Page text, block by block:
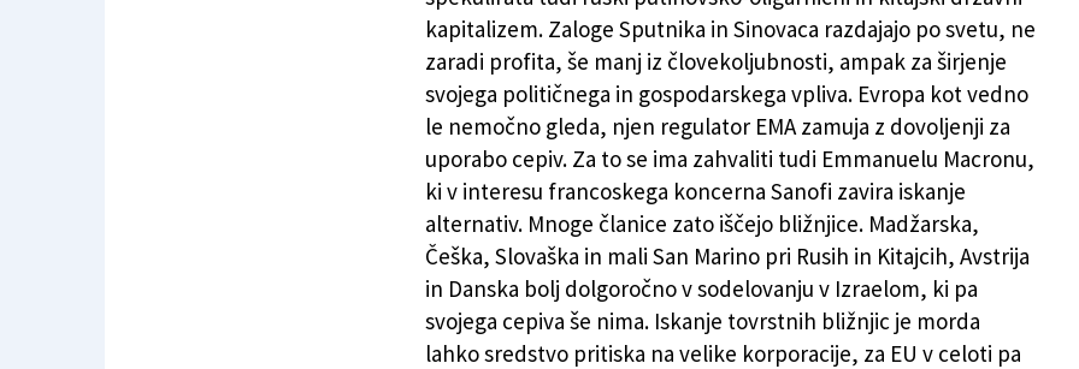
kapitalizem. Zaloge Sputnika in Sinovaca razdajajo po svetu, ne
zaradi profita, še manj iz človekoljubnosti, ampak za širjenje
svojega političnega in gospodarskega vpliva. Evropa kot vedno
le nemočno gleda, njen regulator EMA zamuja z dovoljenji za
uporabo cepiv. Za to se ima zahvaliti tudi Emmanuelu Macronu,
ki v interesu francoskega koncerna Sanofi zavira iskanje
alternativ. Mnoge članice zato iščejo bližnjice. Madžarska,
Češka, Slovaška in mali San Marino pri Rusih in Kitajcih, Avstrija
in Danska bolj dolgoročno v sodelovanju v Izraelom, ki pa
svojega cepiva še nima. Iskanje tovrstnih bližnjic je morda
lahko sredstvo pritiska na velike korporacije, za EU v celoti pa